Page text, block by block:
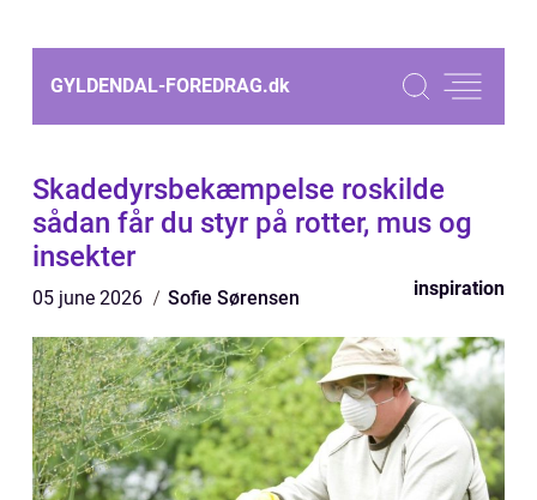
GYLDENDAL-FOREDRAG.dk
Skadedyrsbekæmpelse roskilde
sådan får du styr på rotter, mus og
insekter
05 june 2026 Sofie Sørensen inspiration